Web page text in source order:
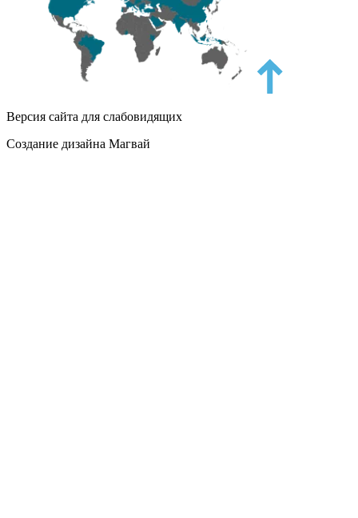
Версия сайта для слабовидящих
Создание дизайна Магвай